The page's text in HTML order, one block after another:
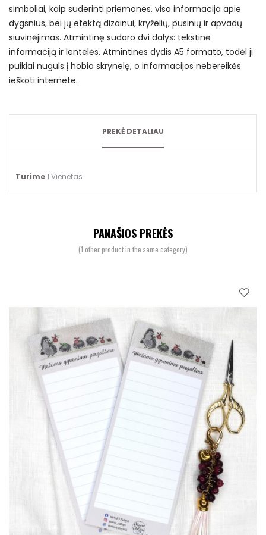
simboliai, kaip suderinti priemones, visa informacija apie
dygsnius, bei jų efektą dizainui, kryželių, pusinių ir apvadų
siuvinėjimas. Atmintinę sudaro dvi dalys: tekstinė
informaciją ir lentelės. Atmintinės dydis A5 formato, todėl ji
puikiai nuguls į hobio skrynelę, o informacijos nebereikės
ieškoti internete.
PREKĖ DETALIAU
Turime1 Vienetas
PANAŠIOS PREKĖS
(1 other product in the same category)